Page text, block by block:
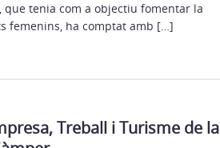
tenia com a objectiu fomentar la
femenins, ha comptat amb […]
Treball i Turisme de la